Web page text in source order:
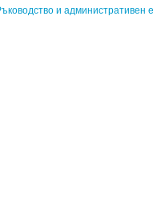
и административен